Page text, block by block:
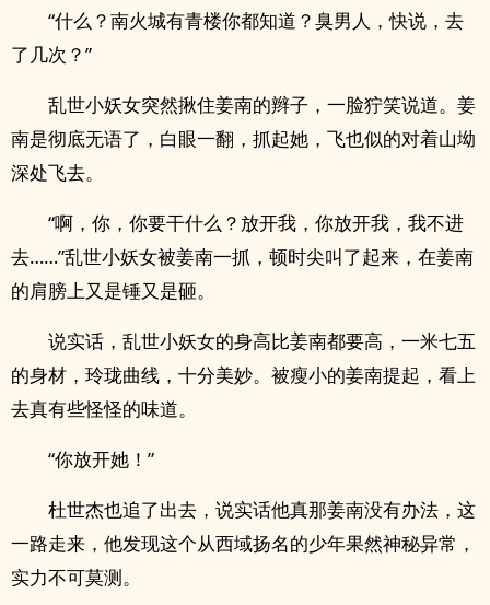
“什么？南火城有青楼你都知道？臭男人，快说，去
了几次？”
乱世小妖女突然揪住姜南的辫子，一脸狞笑说道。姜
南是彻底无语了，白眼一翻，抓起她，飞也似的对着山坳
深处飞去。
“啊，你，你要干什么？放开我，你放开我，我不进
去……”乱世小妖女被姜南一抓，顿时尖叫了起来，在姜南
的肩膀上又是锤又是砸。
说实话，乱世小妖女的身高比姜南都要高，一米七五
的身材，玲珑曲线，十分美妙。被瘦小的姜南提起，看上
去真有些怪怪的味道。
“你放开她！”
杜世杰也追了出去，说实话他真那姜南没有办法，这
一路走来，他发现这个从西域扬名的少年果然神秘异常，
实力不可莫测。